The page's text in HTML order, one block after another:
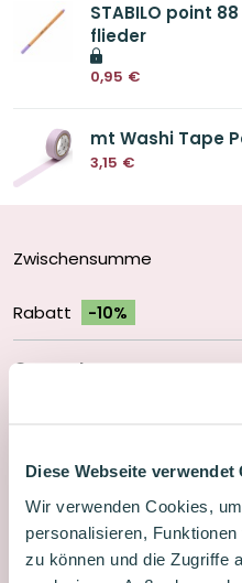
Diese Webseite verwendet
Wir verwenden Cookies,
personalisieren,
zu können und die Zugriffe
STABILO point
flieder
0,95 €
mt Washi Tape
3,15 €
Zwischensumme
Rabatt -10%
Gesamtsumme
Menge
Lieferung in 2-5 Tagen
Lieferung 2-5 Tage
Kostenloser Versand ab